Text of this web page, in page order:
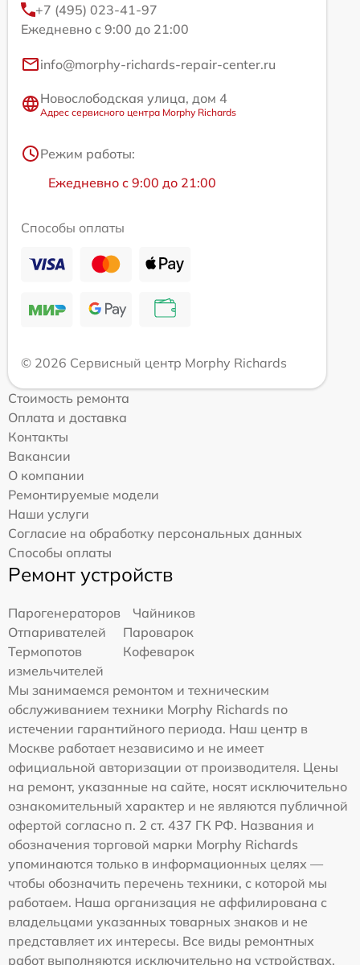
+7 (495) 023-41-97
Ежедневно с 9:00 до 21:00
info@morphy-richards-repair-center.ru
Новослободская улица, дом 4
Адрес сервисного центра Morphy Richards
Режим работы:
Ежедневно с 9:00 до 21:00
Способы оплаты
© 2026 Сервисный центр Morphy Richards
Стоимость ремонта
Оплата и доставка
Контакты
Вакансии
О компании
Ремонтируемые модели
Наши услуги
Согласие на обработку персональных данных
Способы оплаты
Ремонт устройств
Парогенераторов
Чайников
Отпаривателей
Пароварок
Термопотов
Кофеварок
измельчителей
Мы занимаемся ремонтом и техническим
обслуживанием техники Morphy Richards по
истечении гарантийного периода. Наш центр в
Москве работает независимо и не имеет
официальной авторизации от производителя. Цены
на ремонт, указанные на сайте, носят исключительно
ознакомительный характер и не являются публичной
офертой согласно п. 2 ст. 437 ГК РФ. Названия и
обозначения торговой марки Morphy Richards
упоминаются только в информационных целях —
чтобы обозначить перечень техники, с которой мы
работаем. Наша организация не аффилирована с
владельцами указанных товарных знаков и не
представляет их интересы. Все виды ремонтных
работ выполняются исключительно на устройствах,